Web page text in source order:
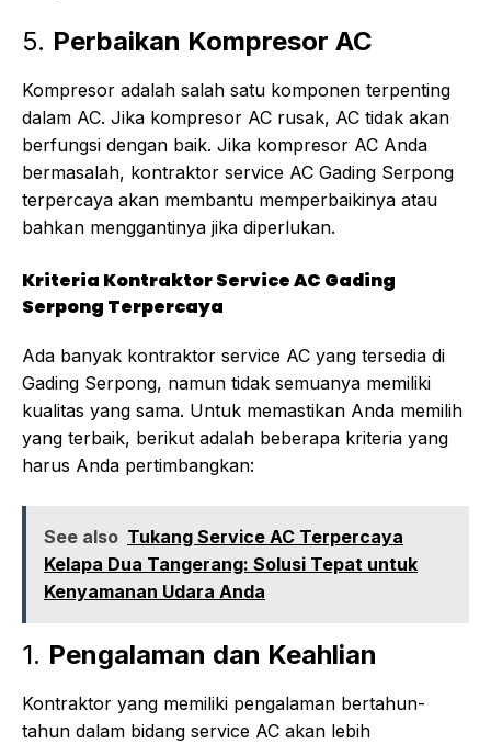
5. Perbaikan Kompresor AC
Kompresor adalah salah satu komponen terpenting
dalam AC. Jika kompresor AC rusak, AC tidak akan
berfungsi dengan baik. Jika kompresor AC Anda
bermasalah, kontraktor service AC Gading Serpong
terpercaya akan membantu memperbaikinya atau
bahkan menggantinya jika diperlukan.
Kriteria Kontraktor Service AC Gading
Serpong Terpercaya
Ada banyak kontraktor service AC yang tersedia di
Gading Serpong, namun tidak semuanya memiliki
kualitas yang sama. Untuk memastikan Anda memilih
yang terbaik, berikut adalah beberapa kriteria yang
harus Anda pertimbangkan:
See also Tukang Service AC Terpercaya
Kelapa Dua Tangerang: Solusi Tepat untuk
Kenyamanan Udara Anda
1. Pengalaman dan Keahlian
Kontraktor yang memiliki pengalaman bertahun-
tahun dalam bidang service AC akan lebih